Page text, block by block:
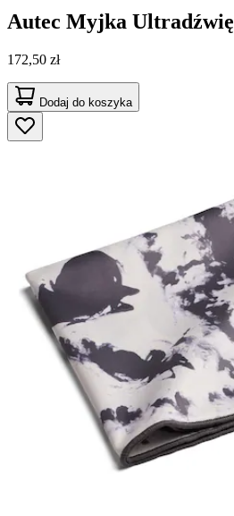
Autec Myjka
172,50 zł
Dodaj do koszyka